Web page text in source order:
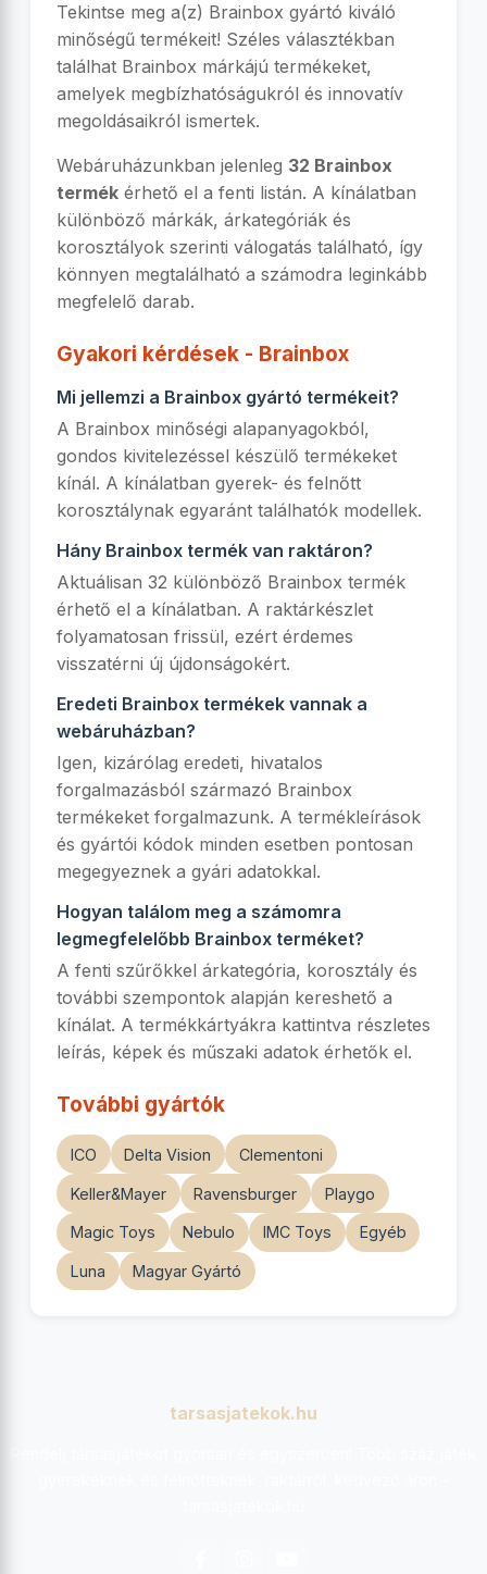
Tekintse meg a(z) Brainbox gyártó kiváló
minőségű termékeit! Széles választékban
találhat Brainbox márkájú termékeket,
amelyek megbízhatóságukról és innovatív
megoldásaikról ismertek.
Webáruházunkban jelenleg 32 Brainbox
termék érhető el a fenti listán. A kínálatban
különböző márkák, árkategóriák és
korosztályok szerinti válogatás található, így
könnyen megtalálható a számodra leginkább
megfelelő darab.
Gyakori kérdések - Brainbox
Mi jellemzi a Brainbox gyártó termékeit?
A Brainbox minőségi alapanyagokból,
gondos kivitelezéssel készülő termékeket
kínál. A kínálatban gyerek- és felnőtt
korosztálynak egyaránt találhatók modellek.
Hány Brainbox termék van raktáron?
Aktuálisan 32 különböző Brainbox termék
érhető el a kínálatban. A raktárkészlet
folyamatosan frissül, ezért érdemes
visszatérni új újdonságokért.
Eredeti Brainbox termékek vannak a
webáruházban?
Igen, kizárólag eredeti, hivatalos
forgalmazásból származó Brainbox
termékeket forgalmazunk. A termékleírások
és gyártói kódok minden esetben pontosan
megegyeznek a gyári adatokkal.
Hogyan találom meg a számomra
legmegfelelőbb Brainbox terméket?
A fenti szűrőkkel árkategória, korosztály és
további szempontok alapján kereshető a
kínálat. A termékkártyákra kattintva részletes
leírás, képek és műszaki adatok érhetők el.
További gyártók
ICO Delta Vision Clementoni
Keller&Mayer Ravensburger Playgo
Magic Toys Nebulo IMC Toys Egyéb
Luna Magyar Gyártó
tarsasjatekok.hu